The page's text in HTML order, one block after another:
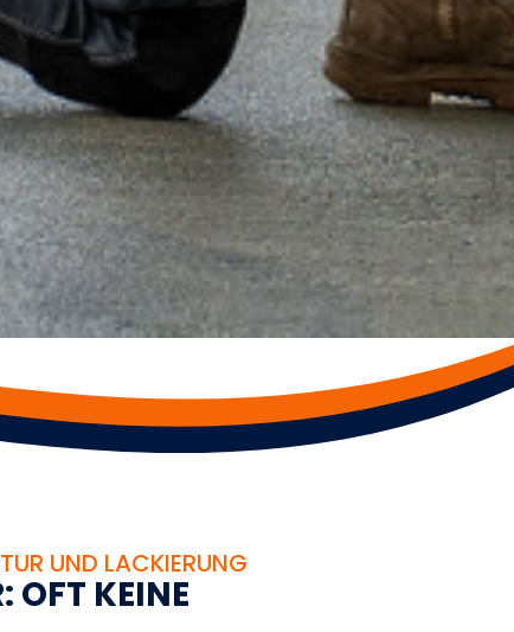
UND LACKIERUNG
: OFT KEINE